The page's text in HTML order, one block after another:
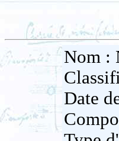
Nom :
Date